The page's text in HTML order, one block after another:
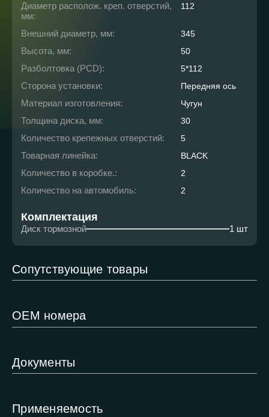
Диаметр располож. креп. отверстий,
мм:
112
Внешний диаметр, мм: 345
Высота, мм: 50
Разболтовка (PCD): 5*112
Сторона установки: Передняя ось
Материал изготовления: Чугун
Толщина диска, мм: 30
Количество крепежных отверстий: 5
Товарная линейка: BLACK
Количество в коробке.: 2
Количество на автомобиль: 2
Комплектация
Диск тормозной 1 шт
Сопутствующие товары
ОЕМ номера
Документы
Применяемость